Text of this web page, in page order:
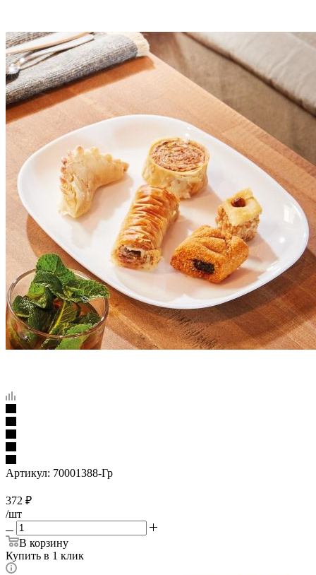
Артикул: 70001388-Гр
372 ₽
/шт
В корзину
Купить в 1 клик